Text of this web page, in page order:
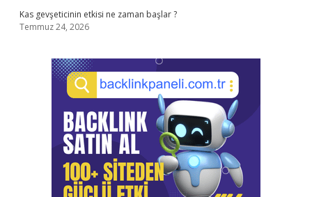
Kas gevşeticinin etkisi ne zaman başlar ?
Temmuz 24, 2026